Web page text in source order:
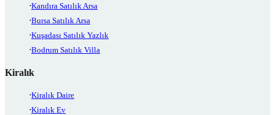
Kandıra Satılık Arsa
Bursa Satılık Arsa
Kuşadası Satılık Yazlık
Bodrum Satılık Villa
Kiralık
Kiralık Daire
Kiralık Ev